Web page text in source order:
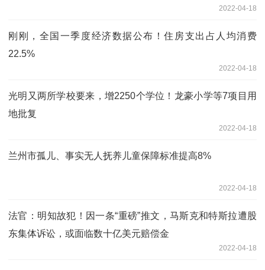
2022-04-18
刚刚，全国一季度经济数据公布！住房支出占人均消费
22.5%
2022-04-18
光明又两所学校要来，增2250个学位！龙豪小学等7项目用
地批复
2022-04-18
兰州市孤儿、事实无人抚养儿童保障标准提高8%
2022-04-18
法官：明知故犯！因一条“重磅”推文，马斯克和特斯拉遭股
东集体诉讼，或面临数十亿美元赔偿金
2022-04-18